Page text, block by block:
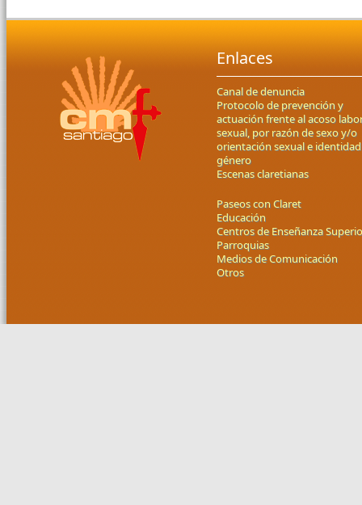
Enlaces
Canal de denuncia
Protocolo de prevención y
actuación frente al acoso
sexual, por razón de sexo y/o
orientación sexual e
género
Escenas claretianas
Paseos con Claret
Educación
Centros de Enseñanza
Parroquias
Medios de Comunicación
Otros